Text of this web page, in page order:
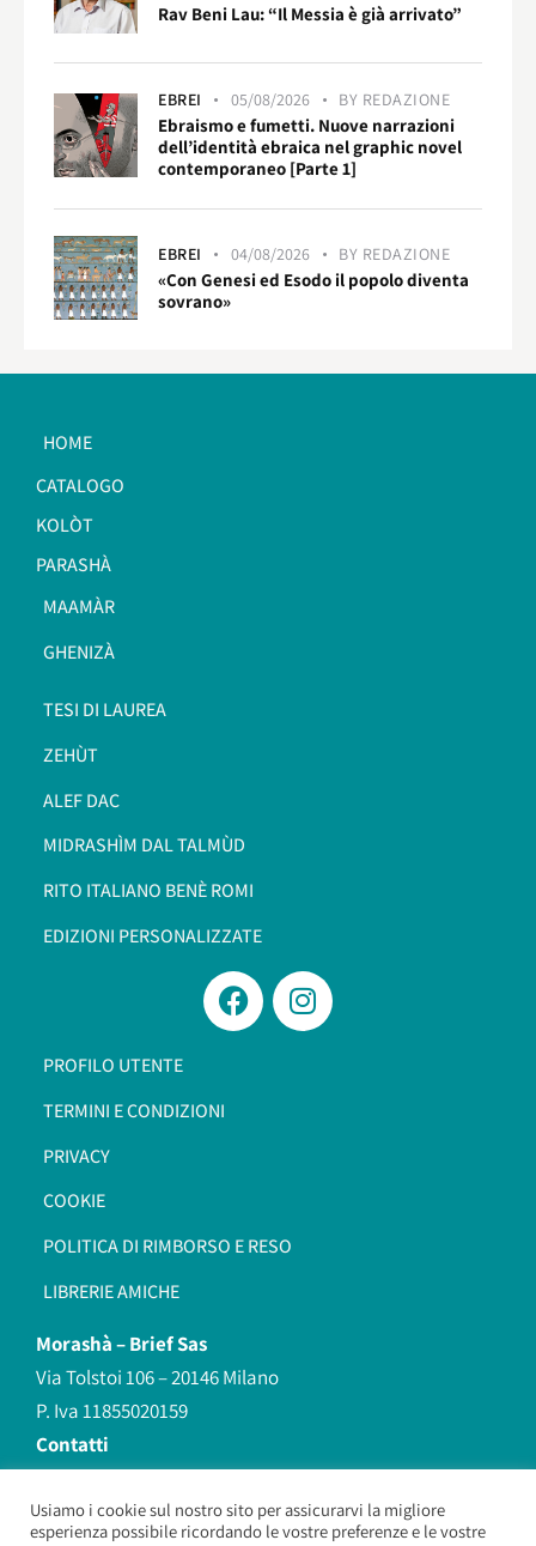
Rav Beni Lau: “Il Messia è già arrivato”
EBREI 05/08/2026 BY REDAZIONE
Ebraismo e fumetti. Nuove narrazioni
dell’identità ebraica nel graphic novel
contemporaneo [Parte 1]
EBREI 04/08/2026 BY REDAZIONE
«Con Genesi ed Esodo il popolo diventa
sovrano»
HOME
CATALOGO
KOLÒT
PARASHÀ
MAAMÀR
GHENIZÀ
TESI DI LAUREA
ZEHÙT
ALEF DAC
MIDRASHÌM DAL TALMÙD
RITO ITALIANO BENÈ ROMI​
EDIZIONI PERSONALIZZATE
PROFILO UTENTE
TERMINI E CONDIZIONI
PRIVACY
COOKIE
POLITICA DI RIMBORSO E RESO
LIBRERIE AMICHE
Morashà –Brief Sas
Via Tolstoi 106 – 20146 Milano
P. Iva 11855020159
Contatti
redazione@morasha.it
339 8596707
Usiamo i cookie sul nostro sito per assicurarvi la migliore
esperienza possibile ricordando le vostre preferenze e le vostre